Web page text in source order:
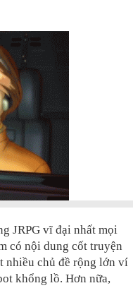
JRPG vĩ đại nhất mọi
có nội dung cốt truyện
nhiều chủ đề rộng lớn ví
khổng lồ. Hơn nữa,